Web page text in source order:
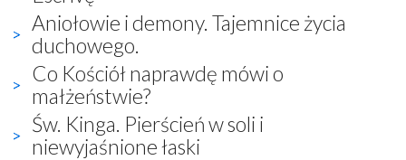
Aniołowie i demony. Tajemnice życia
duchowego.
Co Kościół naprawdę mówi o
małżeństwie?
Św. Kinga. Pierścień w soli i
niewyjaśnione łaski